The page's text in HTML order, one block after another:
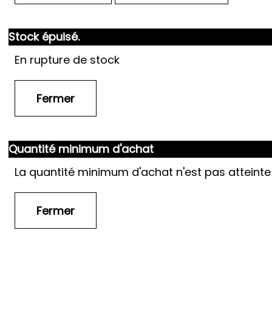
Stock épuisé.
En rupture de stock
Quantité minimum d'achat
La quantité minimum d'achat n'est pas atteinte